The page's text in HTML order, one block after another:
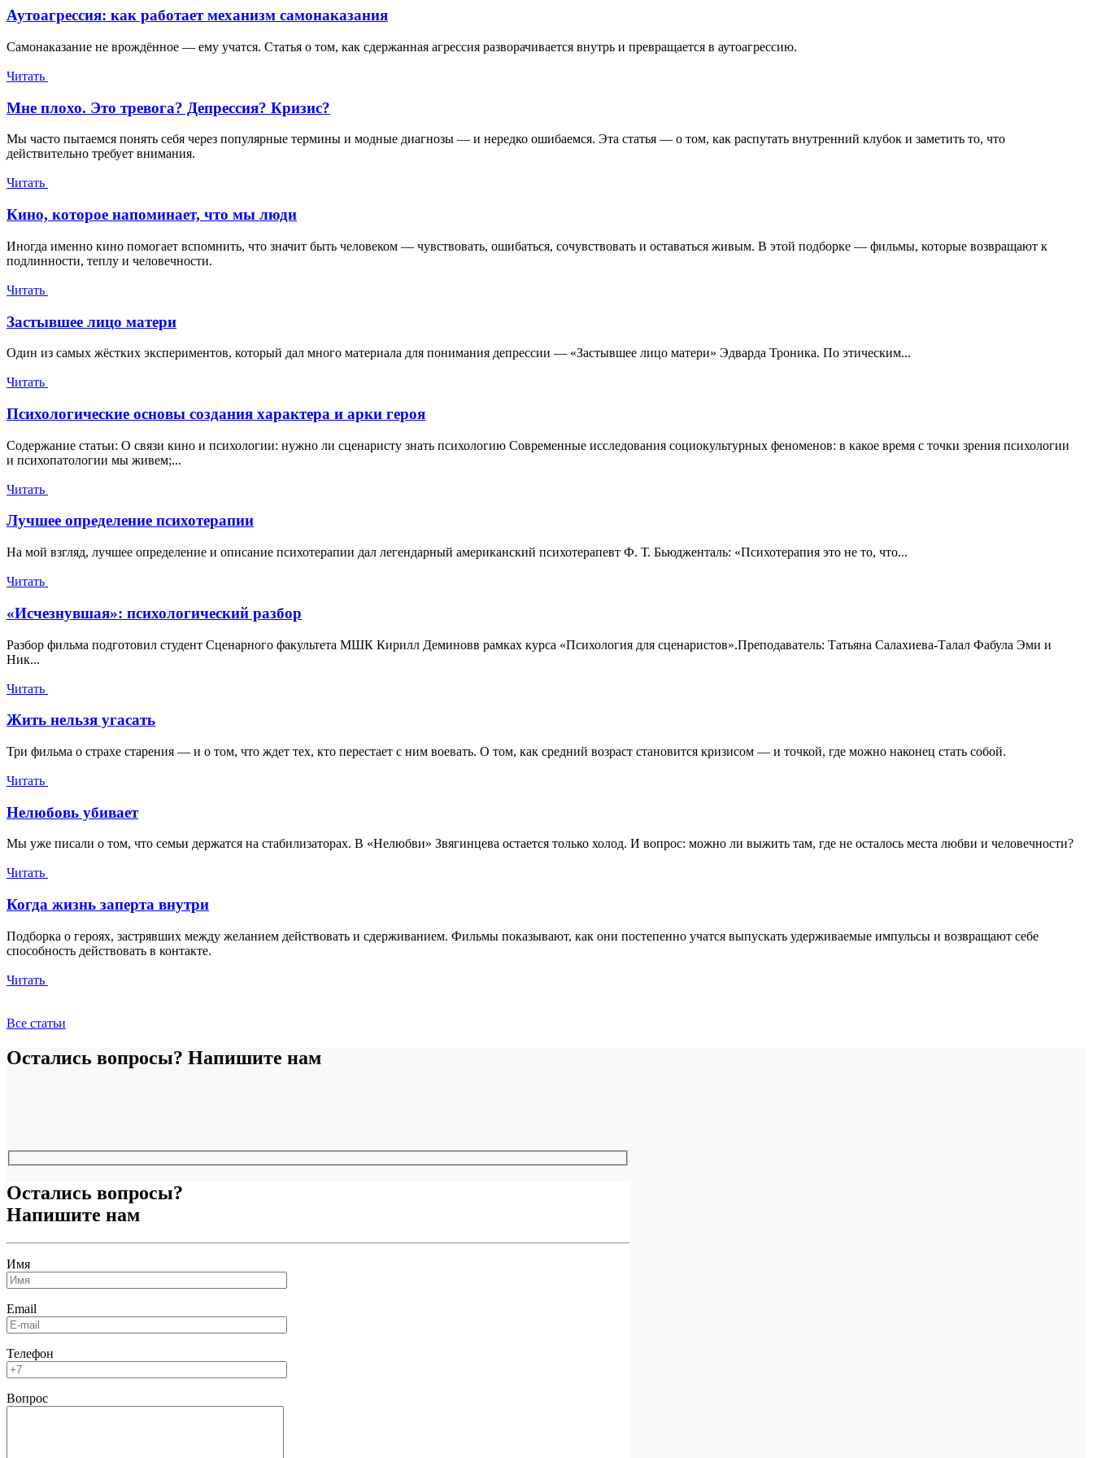
Аутоагрессия: как работает механизм самонаказания
Самонаказание не врождённое — ему учатся. Статья о том, как сдержанная агрессия разворачивается внутрь и превращается в аутоагрессию.
Читать
Мне плохо. Это тревога? Депрессия? Кризис?
Мы часто пытаемся понять себя через популярные термины и модные диагнозы — и нередко ошибаемся. Эта статья — о том, как распутать внутренний клубок и заметить то, что
действительно требует внимания.
Читать
Кино, которое напоминает, что мы люди
Иногда именно кино помогает вспомнить, что значит быть человеком — чувствовать, ошибаться, сочувствовать и оставаться живым. В этой подборке — фильмы, которые возвращают к
подлинности, теплу и человечности.
Читать
Застывшее лицо матери
Один из самых жёстких экспериментов, который дал много материала для понимания депрессии — «Застывшее лицо матери» Эдварда Троника. По этическим...
Читать
Психологические основы создания характера и арки героя
Содержание статьи: О связи кино и психологии: нужно ли сценаристу знать психологию Современные исследования социокультурных феноменов: в какое время с точки зрения психологии
и психопатологии мы живем;...
Читать
Лучшее определение психотерапии
На мой взгляд, лучшее определение и описание психотерапии дал легендарный американский психотерапевт Ф. Т. Бьюдженталь: «Психотерапия это не то, что...
Читать
«Исчезнувшая»: психологический разбор
Разбор фильма подготовил студент Сценарного факультета МШК Кирилл Деминовв рамках курса «Психология для сценаристов».Преподаватель: Татьяна Салахиева-Талал Фабула Эми и
Ник...
Читать
Жить нельзя угасать
Три фильма о страхе старения — и о том, что ждет тех, кто перестает с ним воевать. О том, как средний возраст становится кризисом — и точкой, где можно наконец стать собой.
Читать
Нелюбовь убивает
Мы уже писали о том, что семьи держатся на стабилизаторах. В «Нелюбви» Звягинцева остается только холод. И вопрос: можно ли выжить там, где не осталось места любви и человечности?
Читать
Когда жизнь заперта внутри
Подборка о героях, застрявших между желанием действовать и сдерживанием. Фильмы показывают, как они постепенно учатся выпускать удерживаемые импульсы и возвращают себе
способность действовать в контакте.
Читать
Все статьи
Остались вопросы? Напишите нам
Остались вопросы?
Напишите нам
Имя
Email
Телефон
Вопрос